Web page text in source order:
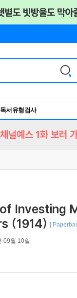
독서유형검사
RBTI Lab
채널예스 1화 보러
Investing
(1914)
[
09월 10일